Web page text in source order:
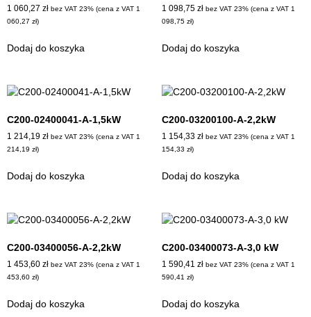
1 060,27 zł bez VAT 23% (cena z VAT 1
060,27 zł)
Dodaj do koszyka
1 098,75 zł bez VAT 23% (cena z VAT 1
098,75 zł)
Dodaj do koszyka
C200-02400041-A-1,5kW
1 214,19 zł bez VAT 23% (cena z VAT 1
214,19 zł)
Dodaj do koszyka
C200-03200100-A-2,2kW
1 154,33 zł bez VAT 23% (cena z VAT 1
154,33 zł)
Dodaj do koszyka
C200-03400056-A-2,2kW
1 453,60 zł bez VAT 23% (cena z VAT 1
453,60 zł)
Dodaj do koszyka
C200-03400073-A-3,0 kW
1 590,41 zł bez VAT 23% (cena z VAT 1
590,41 zł)
Dodaj do koszyka